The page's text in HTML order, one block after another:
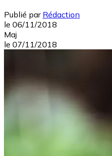
Publié par Rédaction
le 06/11/2018
Maj
le 07/11/2018